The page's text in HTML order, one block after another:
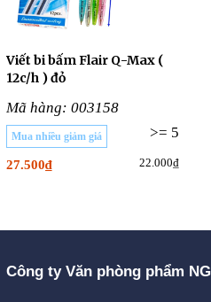
Viết bi bấm Flair Q-Max (
12c/h ) đỏ
Mã hàng: 003158
>= 5
Mua nhiều giảm giá
27.500₫ 22.000₫
Công ty Văn phòng phẩm